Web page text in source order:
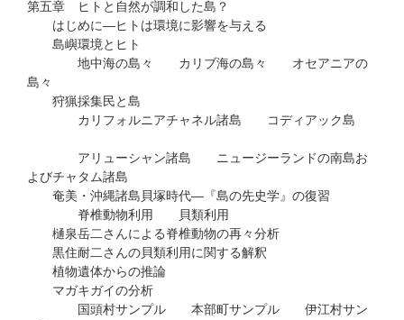
第五章 ヒトと自然が調和した島？
はじめに―ヒトは環境に影響を与える
島嶼環境とヒト
地中海の島々 カリブ海の島々 オセアニアの
島々
狩猟採集民と島
カリフォルニアチャネル諸島 コディアック島
アリューシャン諸島 ニュージーランドの南島お
よびチャタム諸島
奄美・沖縄諸島貝塚時代―『島の先史学』の復習
脊椎動物利用 貝類利用
樋泉岳二さんによる脊椎動物の再々分析
黒住耐二さんの貝類利用に関する解釈
植物遺体からの推論
マガキガイの分析
国頭村サンプル 本部町サンプル 伊江村サン